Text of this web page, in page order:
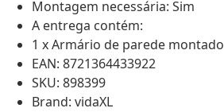
Montagem necessária: Sim
A entrega contém:
1 x Armário de parede montado
EAN: 8721364433922
SKU: 898399
Brand: vidaXL